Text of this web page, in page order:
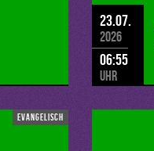
23.07.
2026
06:55
Uhr
evangelisch